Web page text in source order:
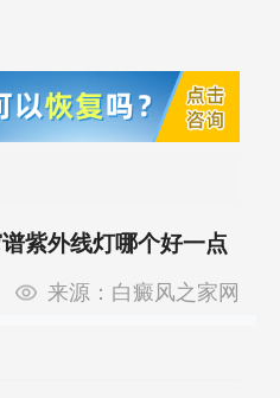
紫外线灯哪个好一点
来源： 白癜风之家网